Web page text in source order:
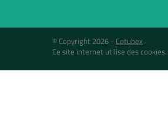
© Copyright 2026 - Cotubex
Ce site internet utilise des cookies.